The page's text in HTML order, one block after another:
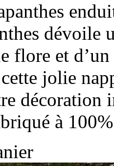
dévoile
flore et
jolie
à